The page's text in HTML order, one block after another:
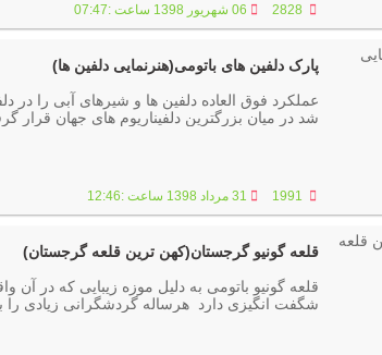
2828 06 شهریور 1398 ساعت :07:47
پارک دلفین های باتومی(هنرنمایی دلفین ها)
شد در میان بزرگترین دلفیناریوم های جهان قرار
1991 31 مرداد 1398 ساعت :12:46
قلعه گونیو گرجستان(کهن ترین قلعه گرجستان)
قلعه گونیو باتومی به دلیل موزه زیبایی که در
شگفت انگیزی دارد هرساله گردشگرانی زیادی را